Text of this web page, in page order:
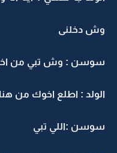
وش دخلنى
سوسن : وش تبي من اخوي
الولد : اطلع اخوك من
سوسن :اللي تبي